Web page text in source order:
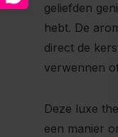
geliefden
hebt. De
direct de
verwennen
Deze luxe
een manier